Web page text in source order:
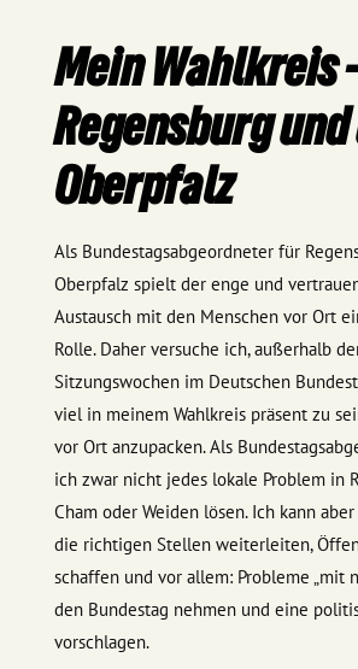
Mein Wahlkreis
Regensburg
Oberpfalz
Als Bundestagsabgeordneter für
Oberpfalz spielt der enge und
Austausch mit den Menschen vor Ort
Rolle. Daher versuche ich, außerhalb
Sitzungswochen im Deutschen
viel in meinem Wahlkreis präsent zu
vor Ort anzupacken. Als
ich zwar nicht jedes lokale Problem in
Cham oder Weiden lösen. Ich kann
die richtigen Stellen weiterleiten,
schaffen und vor allem: Probleme „mit
den Bundestag nehmen und eine
vorschlagen.